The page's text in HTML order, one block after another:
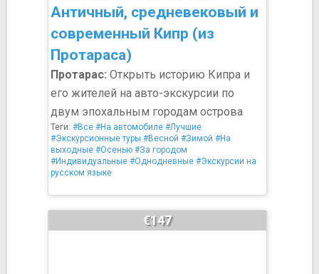
Античный, средневековый и
современный Кипр (из
Протараса)
Протарас: Открыть историю Кипра и
его жителей на авто-экскурсии по
двум эпохальным городам острова
Теги: #Все #На автомобиле #Лучшие
#Экскурсионные туры #Весной #Зимой #На
выходные #Осенью #За городом
#Индивидуальные #Однодневные #Экскурсии на
русском языке
€147